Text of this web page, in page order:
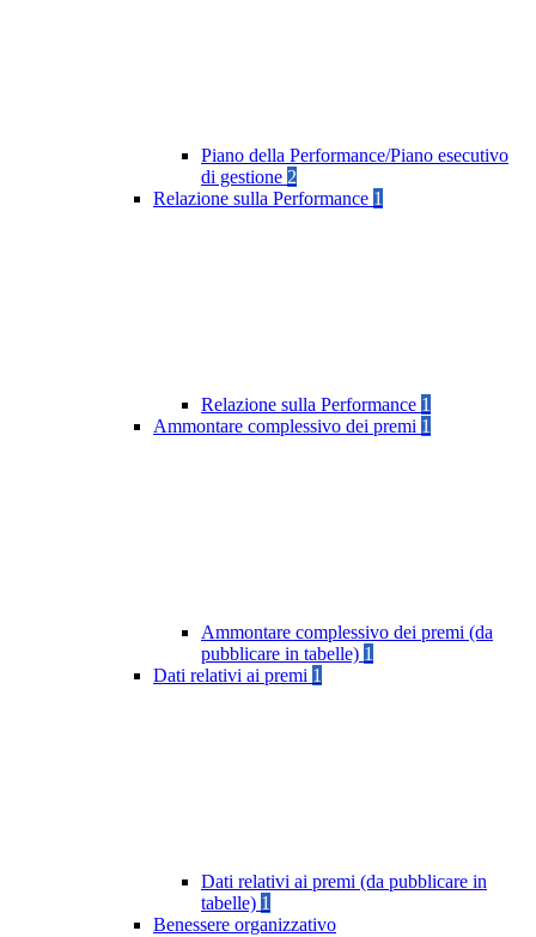
Piano della Performance/Piano esecutivo
di gestione 2
Relazione sulla Performance 1
Relazione sulla Performance 1
Ammontare complessivo dei premi 1
Ammontare complessivo dei premi (da
pubblicare in tabelle) 1
Dati relativi ai premi 1
Dati relativi ai premi (da pubblicare in
tabelle) 1
Benessere organizzativo